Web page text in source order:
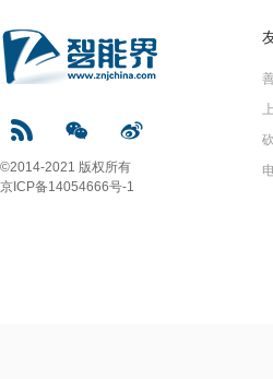
©2014-2021 版权所有
京ICP备14054666号-1